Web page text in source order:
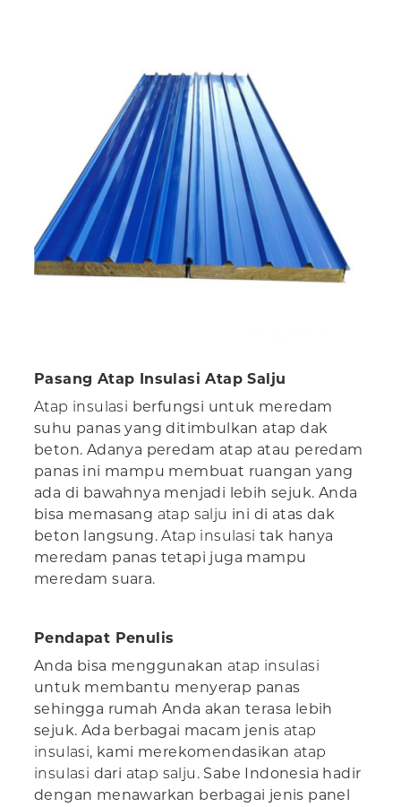
Pasang Atap Insulasi Atap Salju
Atap insulasi berfungsi untuk meredam
suhu panas yang ditimbulkan atap dak
beton. Adanya peredam atap atau peredam
panas ini mampu membuat ruangan yang
ada di bawahnya menjadi lebih sejuk. Anda
bisa memasang atap salju ini di atas dak
beton langsung.Atap insulasitak hanya
meredam panas tetapi juga mampu
meredam suara.
Pendapat Penulis
Anda bisa menggunakan atap insulasi
untuk membantu menyerap panas
sehingga rumah Anda akan terasa lebih
sejuk. Ada berbagai macam jenis atap
insulasi, kami merekomendasikan atap
insulasi dari atap salju . Sabe Indonesia hadir
dengan menawarkan berbagai jenis panel